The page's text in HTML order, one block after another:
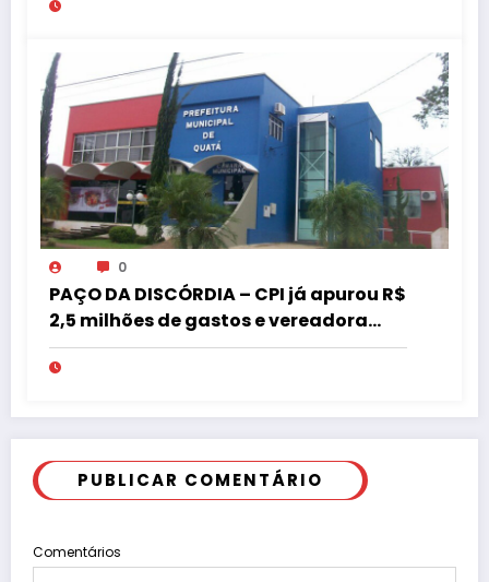
0
PAÇO DA DISCÓRDIA – CPI já apurou R$
2,5 milhões de gastos e vereadora
pede “acordo” para aprovar R$ 9,5
milhões
PUBLICAR COMENTÁRIO
Comentários